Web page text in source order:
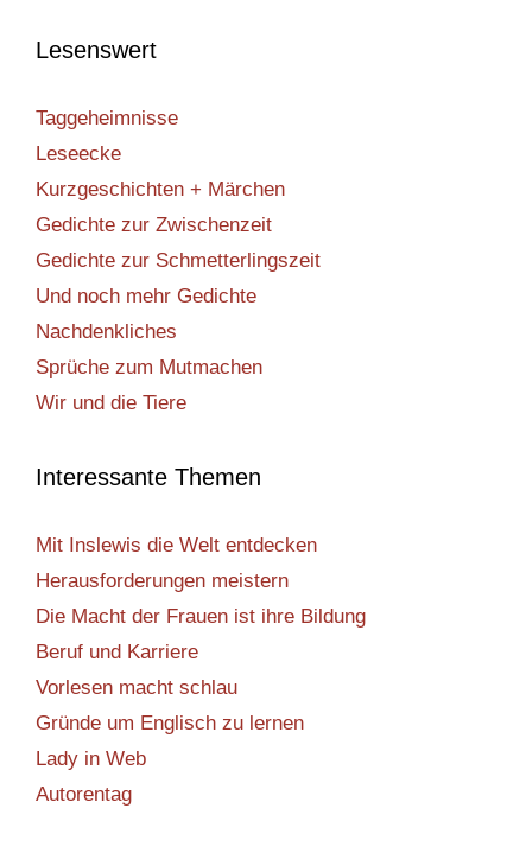
Lesenswert
Taggeheimnisse
Leseecke
Kurzgeschichten + Märchen
Gedichte zur Zwischenzeit
Gedichte zur Schmetterlingszeit
Und noch mehr Gedichte
Nachdenkliches
Sprüche zum Mutmachen
Wir und die Tiere
Interessante Themen
Mit Inslewis die Welt entdecken
Herausforderungen meistern
Die Macht der Frauen ist ihre Bildung
Beruf und Karriere
Vorlesen macht schlau
Gründe um Englisch zu lernen
Lady in Web
Autorentag